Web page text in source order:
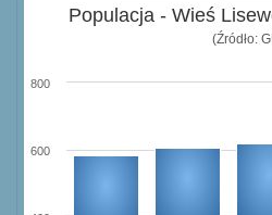
Populacja - Wieś
(Źródło:
600
800